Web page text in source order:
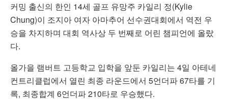
커밍 출신의 한인 14세 골프 유망주 카일리 정(Kylie
Chung)이 조지아 여자 아마추어 선수권대회에서 역전 우
승을 차지하며 대회 역사상 두 번째로 어린 챔피언에 올랐
다.
올가을 램버트 고등학교 입학을 앞둔 카일리는 4일 아테네
컨트리클럽에서 열린 최종 라운드에서 5언더파 67타를 기
록, 최종합계 6언더파 210타로 우승했다.